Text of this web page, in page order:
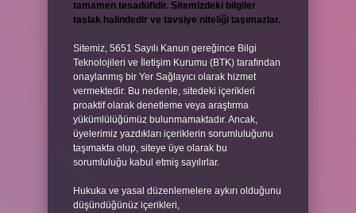
tamamen tesadüfidir. Sitemizdeki bilgiler
taslak halindedir ve tavsiye niteliği taşımazlar.
Sitemiz, 5651 Sayılı Kanun gereğince Bilgi
Teknolojileri ve İletişim Kurumu (BTK) tarafından
onaylanmış bir Yer Sağlayıcı olarak hizmet
vermektedir. Bu nedenle, sitedeki içerikleri
proaktif olarak denetleme veya araştırma
yükümlülüğümüz bulunmamaktadır. Ancak,
üyelerimiz yazdıkları içeriklerin sorumluluğunu
taşımakta olup, siteye üye olarak bu
sorumluluğu kabul etmiş sayılırlar.
Hukuka ve yasal düzenlemelere aykırı olduğunu
düşündüğünüz içerikleri,